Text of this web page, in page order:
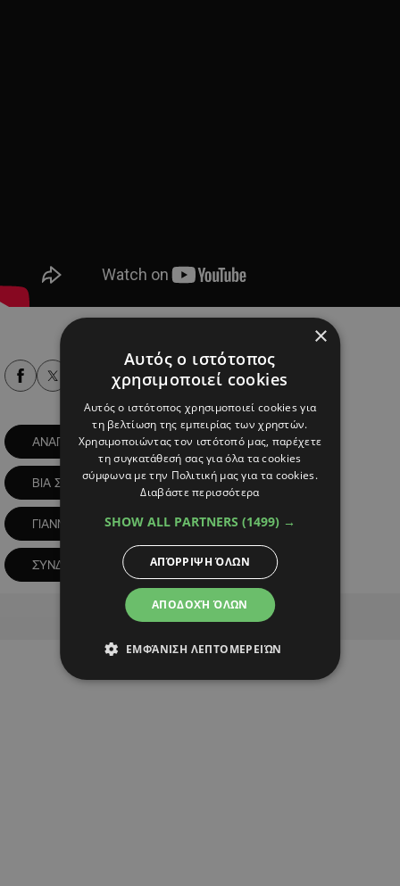
Alpha Podcasts
ΑΝΑΠΛΗΡΩΤΗΣ ΚΥΒΕΡΝΗΤΙΚΟΣ ΕΚΠΡΟΣΩΠΟΣ
ΒΙΑ ΣΤΑ ΓΗΠΕΔΑ ΓΗΠΕΔΑ
ΓΙΑΝΝΗΣ ΑΝΤΩΝΙΟΥ ΜΕΤΡΑ
ΣΥΝΔΕΣΜΟΙ ΦΙΛΑΘΛΩΝ
Advertisement
×
Αυτός ο ιστότοπος
χρησιμοποιεί cookies
Αυτός ο ιστότοπος χρησιμοποιεί cookies για
τη βελτίωση της εμπειρίας των χρηστών.
Χρησιμοποιώντας τον ιστότοπό μας, παρέχετε
τη συγκατάθεσή σας για όλα τα cookies
σύμφωνα με την Πολιτική μας για τα cookies.
Διαβάστε περισσότερα
SHOW ALL PARTNERS (1499) →
ΑΠΟΔΟΧΉ ΌΛΩΝ
ΑΠΌΡΡΙΨΗ ΌΛΩΝ
ΕΜΦΆΝΙΣΗ ΛΕΠΤΟΜΕΡΕΙΏΝ